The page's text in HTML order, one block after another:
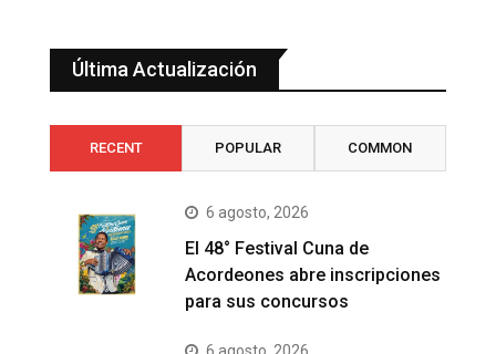
Última Actualización
RECENT POPULAR COMMON
6 agosto, 2026
El 48° Festival Cuna de
Acordeones abre inscripciones
para sus concursos
6 agosto, 2026